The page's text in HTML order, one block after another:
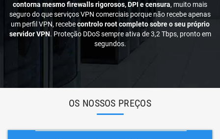
contorna mesmo firewalls rigorosos, DPI e censura, muito mais
seguro do que serviços VPN comerciais porque não recebe apenas
um perfil VPN, recebecontrolo root completo sobre o seu próprio
servidor VPN. Proteção DDoS sempre ativa de 3,2 Tbps, pronto em
segundos.
OS NOSSOS PREÇOS